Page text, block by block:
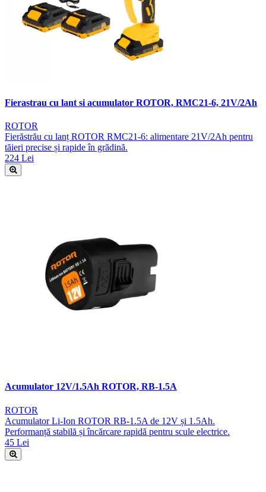
Fierastrau cu lant si acumulator ROTOR, RMC21-6, 21V/2Ah
ROTOR
Fierăstrău cu lanț ROTOR RMC21-6: alimentare 21V/2Ah pentru
tăieri precise și rapide în grădină.
224 Lei
Acumulator 12V/1.5Ah ROTOR, RB-1.5A
ROTOR
Acumulator Li-Ion ROTOR RB-1.5A de 12V și 1.5Ah.
Performanță stabilă și încărcare rapidă pentru scule electrice.
45 Lei